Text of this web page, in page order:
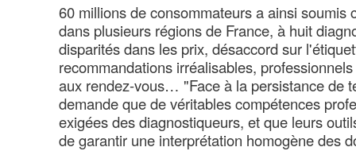
60 millions de consommateurs a ainsi soumis
dans plusieurs régions de France, à huit
disparités dans les prix, désaccord sur
recommandations irréalisables,
aux rendez-vous… "Face à la persistance de
demande que de véritables compétences
exigées des diagnostiqueurs, et que leurs
de garantir une interprétation homogène des